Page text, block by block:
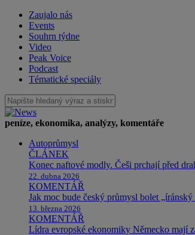
Zaujalo nás
Events
Souhrn týdne
Video
Peak Voice
Podcast
Tématické speciály
peníze, ekonomika, analýzy, komentáře
Autoprůmysl
ČLÁNEK
Konec naftové modly. Češi prchají před
22. dubna 2026
KOMENTÁŘ
Jak moc bude český průmysl bolet „íránský
13. března 2026
KOMENTÁŘ
Lídra evropské ekonomiky Německo mají